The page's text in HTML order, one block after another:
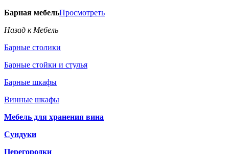
Барная мебельПросмотреть
Назад к Мебель
Барные столики
Барные стойки и стулья
Барные шкафы
Винные шкафы
Мебель для хранения вина
Сундуки
Перегородки